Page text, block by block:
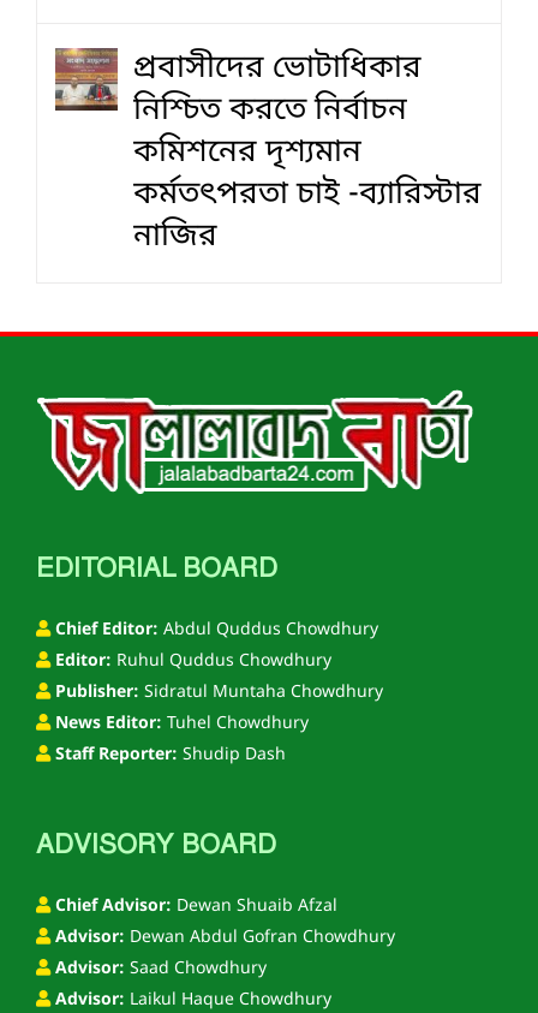
প্রবাসীদের ভোটাধিকার
নিশ্চিত করতে নির্বাচন
কমিশনের দৃশ‍্যমান
কর্মতৎপরতা চাই -ব্যারিস্টার
নাজির
EDITORIAL BOARD
Chief Editor: Abdul Quddus Chowdhury
Editor: Ruhul Quddus Chowdhury
Publisher: Sidratul Muntaha Chowdhury
News Editor: Tuhel Chowdhury
Staff Reporter: Shudip Dash
ADVISORY BOARD
Chief Advisor: Dewan Shuaib Afzal
Advisor: Dewan Abdul Gofran Chowdhury
Advisor: Saad Chowdhury
Advisor: Laikul Haque Chowdhury